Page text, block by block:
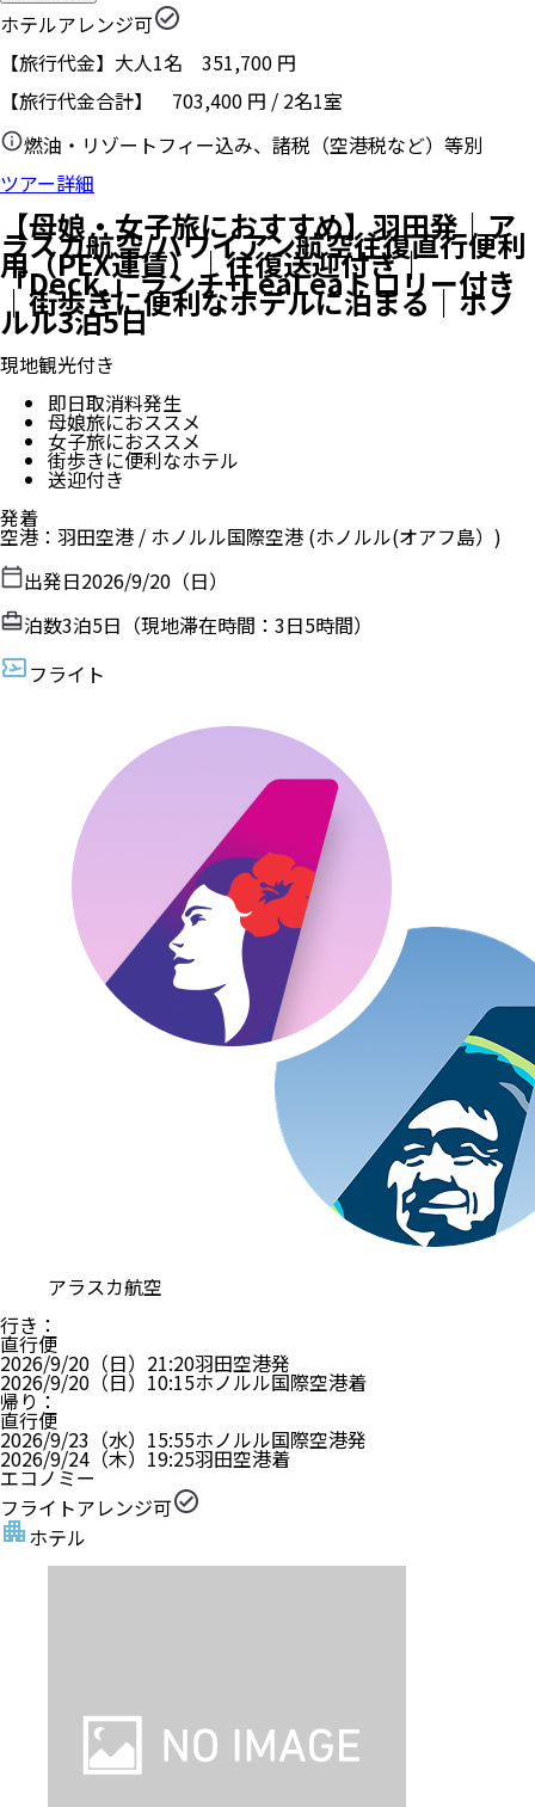
ホテルアレンジ可
【旅行代金】大人1名 351,700 円
【旅行代金合計】 703,400 円 / 2名1室
燃油・リゾートフィー込み、諸税（空港税など）等別
ツアー詳細
【大人ファミリーにおすすめ】羽田発｜
アラスカ航空/ハワイアン航空往復直行便
利用｜往復送迎付き｜「Duke's」朝食ビ
ュッフェ+LeaLeaトロリー付き｜ホノル
ル 3泊5日
現地観光付き
出発日前日の30・40日前まで取消料無料
ファミリーにおススメ
暮らすように過ごす！キチネット付きルームも選べる
送迎付き
発着
：羽田空港
出発日2026/9/20（日）
泊数3泊5日（現地滞在時間：
フライト
アラスカ航空
2026/9/20（日）21:20 発
2026/9/20（日） ホノルル国際空港
2026/9/23（水） ホノルル国際空港
2026/9/24（木） 羽田空港
エコノミー
・ホテルグレードはアンケート等により決定しており
マリアタワー 部屋指定なし ダブルベッド2台
ホテル詳細
ホテルアレンジ可
【旅行代金】大人1名
【旅行代金合計】703,400円/2名1室
燃油・リゾートフィー込み、諸税（空港税など）等別
ツアー詳細
【母娘・女子旅におすすめ】羽田発｜ア
ラスカ航空/ハワイアン航空往復直行便利
用（PEX運賃）｜往復送迎付き｜
「Deck.」ランチ+LeaLeaトロリー付き
｜街歩きに便利なホテルに泊まる｜ホノ
女子旅におススメ
街歩きに便利なホテル
送迎付き